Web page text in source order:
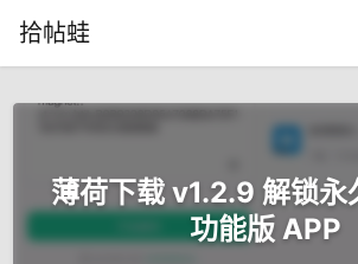
拾帖蛙
薄荷下载 v1.2.9 解锁永
功能版 APP